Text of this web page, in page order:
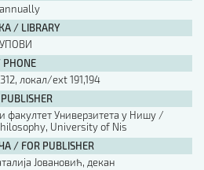
/ LIBRARY
локал/ext 191,194
факултет Универзитета у Нишу /
University of Nis
/ FOR PUBLISHER
Јовановић, декан